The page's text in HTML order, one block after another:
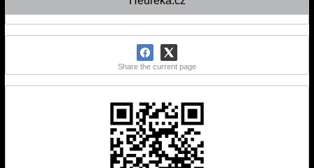
Share the current page